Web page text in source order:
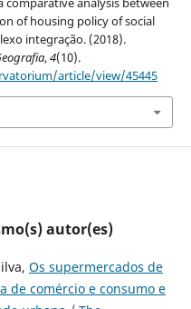
of housing policy of social
integração. (2018).
,4(10).
article/view/45445
autor(es)
Os supermercados de
de comércio e consumo e